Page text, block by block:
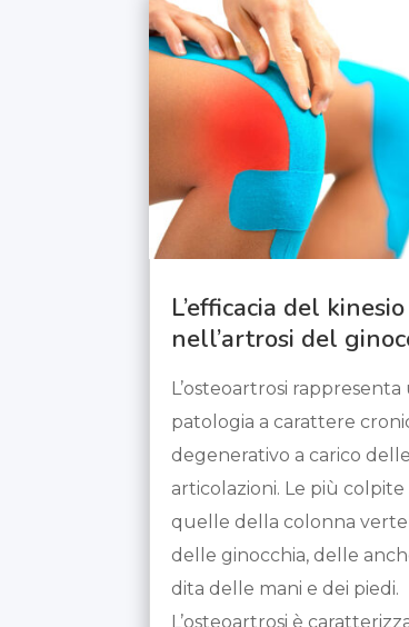
L’efficacia del
nell’artrosi del
L’osteoartrosi rappresenta
patologia a carattere
degenerativo a carico delle
articolazioni. Le più colpite
quelle della colonna
delle ginocchia, delle
dita delle mani e dei piedi.
L’osteoartrosi è